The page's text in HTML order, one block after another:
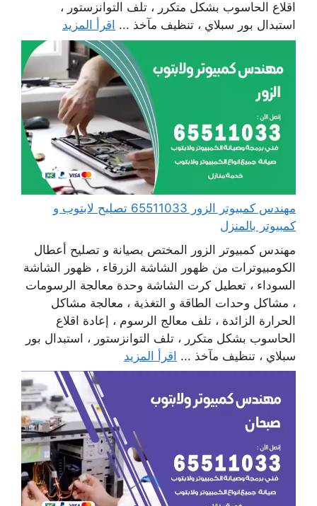
اقلاع الحاسوب بشكل متكرر ، تلف التوانزستور ،
استبدال بور سبلاي ، تنظيف مآخذ ... اقرأ المزيد
مهندس كمبيوتر الزور 65511033 تصليح لابتوب و
كمبيوتر بالمنزل
مهندس كمبيوتر الزور المختص بصيانة و تصليح أعطال
الكومبيوترات من ظهور الشاشة الزرقاء ، ظهور الشاشة
السوداء ، تعطيل كرت الشاشة وحدة معالجة الرسومات
، مشاكل وحدات الطاقة و التغذية ، معالجة مشاكل
الحرارة الزائدة ، تلف معالج الرسوم ، إعادة اقلاع
الحاسوب بشكل متكرر ، تلف التوانزستور ، استبدال بور
سبلاي ، تنظيف مآخذ ... اقرأ المزيد